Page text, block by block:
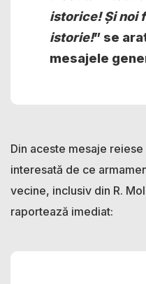
istorice! Și noi
istorie!” se
mesajele
Din aceste mesaje
interesată de ce
vecine, inclusiv din R.
raportează imediat: